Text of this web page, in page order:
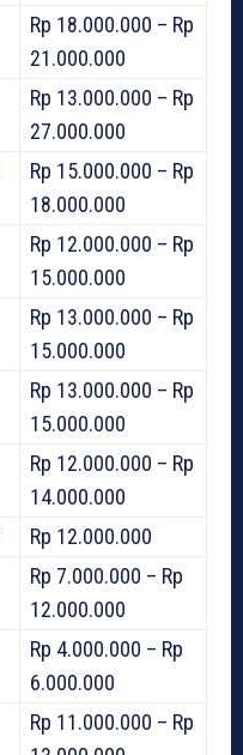
Rp 18.000.000 – Rp
21.000.000
Rp 13.000.000 – Rp
27.000.000
Rp 15.000.000 – Rp
18.000.000
Rp 12.000.000 – Rp
15.000.000
Rp 13.000.000 – Rp
15.000.000
Rp 13.000.000 – Rp
15.000.000
Rp 12.000.000 – Rp
14.000.000
Rp 12.000.000
Rp 7.000.000 – Rp
12.000.000
Rp 4.000.000 – Rp
6.000.000
Rp 11.000.000 – Rp